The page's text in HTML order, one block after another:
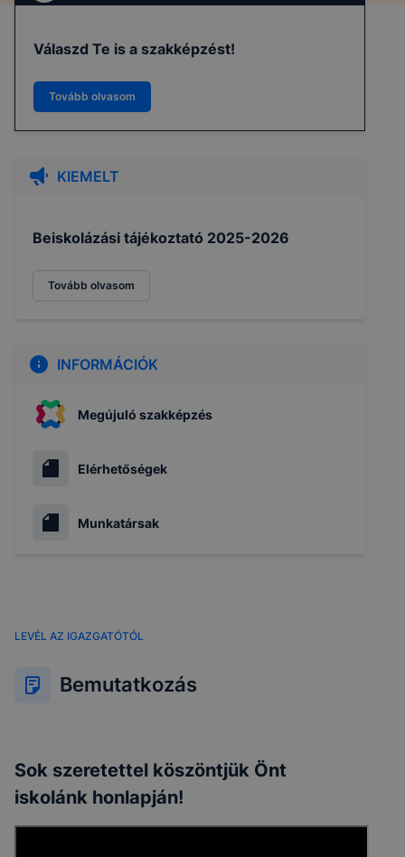
Válaszd Te is a szakképzést!
Tovább olvasom
KIEMELT
Beiskolázási tájékoztató 2025-2026
Tovább olvasom
INFORMÁCIÓK
Megújuló szakképzés
Elérhetőségek
Munkatársak
LEVÉL AZ IGAZGATÓTÓL
Bemutatkozás
Sok szeretettel köszöntjük Önt
iskolánk honlapján!